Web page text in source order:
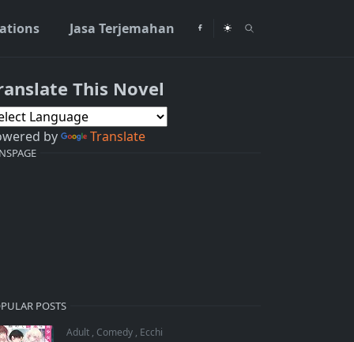
Jasa Terjemahan
This Novel
by Translate
POSTS
Adult , Comedy , Ecchi